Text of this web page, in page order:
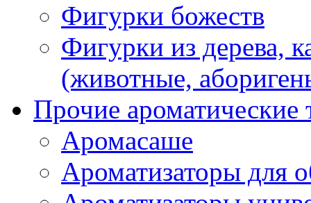
Фигурки божеств
Фигурки из дерева,
(животные,
Прочие ароматические
Аромасаше
Ароматизаторы для